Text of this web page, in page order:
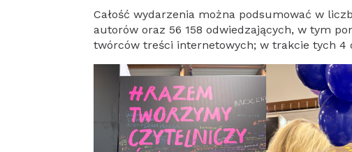
Całość wydarzenia można podsumować w
autorów oraz 56 158 odwiedzających, w tym
twórców treści internetowych; w trakcie tych 4